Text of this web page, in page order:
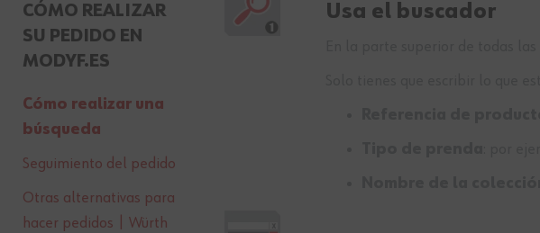
CÓMO REALIZAR
SU PEDIDO EN
MODYF.ES
Cómo realizar una
búsqueda
Seguimiento del pedido
Otras alternativas para
hacer pedidos | Würth
Usa el buscador